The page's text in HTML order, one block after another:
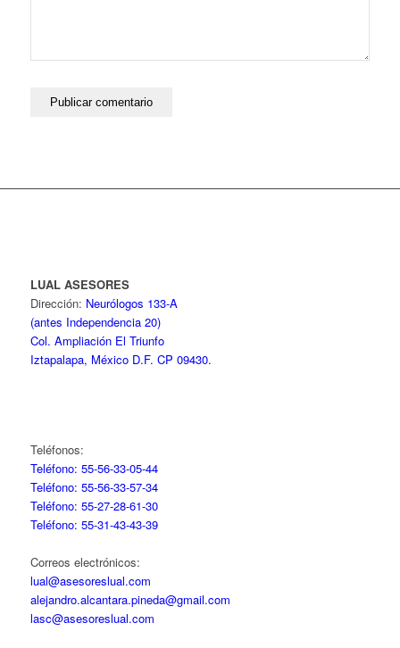
LUAL ASESORES
Dirección: Neurólogos 133-A
(antes Independencia 20)
Col. Ampliación El Triunfo
Iztapalapa, México D.F. CP 09430.
Teléfonos:
Teléfono: 55-56-33-05-44
Teléfono: 55-56-33-57-34
Teléfono: 55-27-28-61-30
Teléfono: 55-31-43-43-39
Correos electrónicos:
lual@asesoreslual.com
alejandro.alcantara.pineda@gmail.com
lasc@asesoreslual.com